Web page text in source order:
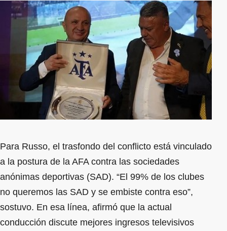
Para Russo, el trasfondo del conflicto está vinculado
a la postura de la AFA contra las sociedades
anónimas deportivas (SAD). “El 99% de los clubes
no queremos las SAD y se embiste contra eso”,
sostuvo. En esa línea, afirmó que la actual
conducción discute mejores ingresos televisivos